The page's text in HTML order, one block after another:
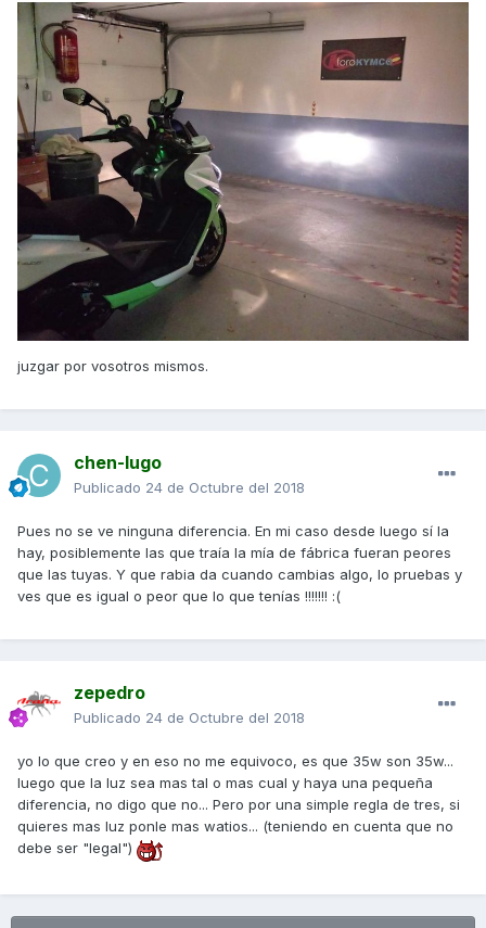
juzgar por vosotros mismos.
chen-lugo
Publicado 24 de Octubre del 2018
Pues no se ve ninguna diferencia. En mi caso desde luego sí la
hay, posiblemente las que traía la mía de fábrica fueran peores
que las tuyas. Y que rabia da cuando cambias algo, lo pruebas y
ves que es igual o peor que lo que tenías !!!!!!! :(
zepedro
Publicado 24 de Octubre del 2018
yo lo que creo y en eso no me equivoco, es que 35w son 35w...
luego que la luz sea mas tal o mas cual y haya una pequeña
diferencia, no digo que no... Pero por una simple regla de tres, si
quieres mas luz ponle mas watios... (teniendo en cuenta que no
debe ser "legal")